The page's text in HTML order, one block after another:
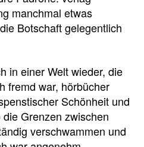
manchmal etwas
Botschaft gelegentlich
in einer Welt wieder, die
fremd war, hörbücher
Schönheit und
Grenzen zwischen
verschwammen und